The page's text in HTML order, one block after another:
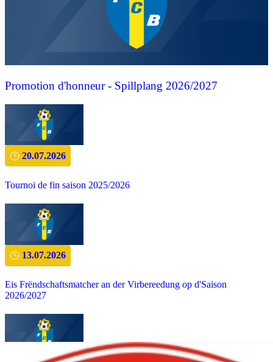
Promotion d'honneur - Spillplang 2026/2027
20.07.2026
Tournoi de fin saison 2025/2026
13.07.2026
Eis Frëndschaftsmatcher an der Virbereedung op d'Saison
2026/2027